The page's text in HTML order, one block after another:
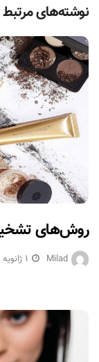
نوشته‌های مرتبط
روش‌های
Milad 1 ژانویه 2023